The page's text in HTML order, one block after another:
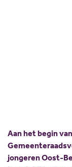
Aan het begin
jongeren Oost-